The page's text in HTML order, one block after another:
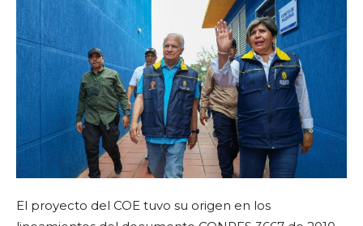
El proyecto del COE tuvo su origen en los